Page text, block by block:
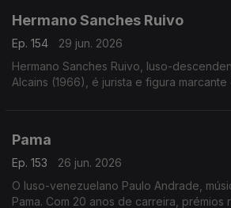
Hermano Sanches Ruivo
Ep. 154
29 jun. 2026
Hermano Sanches Ruivo, luso-
Alcains (1966), é jurista e figura marcante
Pama
Ep. 153
26 jun. 2026
O luso-venezuelano Paulo Andrade,
Pama. Com 20 anos de carreira, prémios